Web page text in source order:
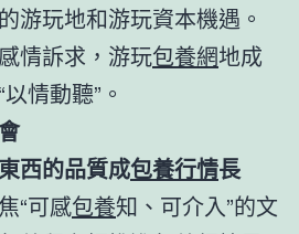
游玩地和游玩資本機遇。
情訴求，游玩包養網地成
情動聽”。
西的品質成包養行情長
“可感包養知、可介入”的文